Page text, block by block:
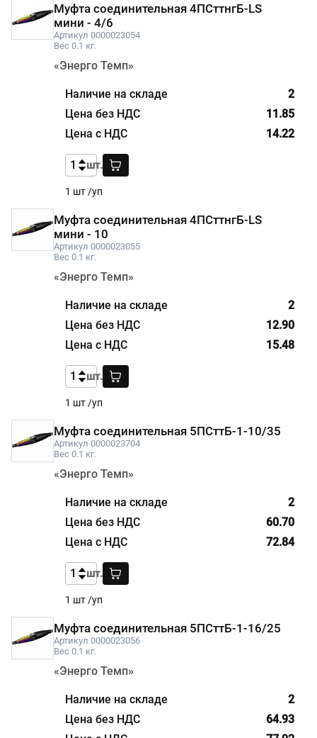
Муфта соединительная 4ПСттнгБ-LS
мини - 4/6
Артикул 0000023054
Вес 0.1 кг.
«Энерго Темп»
2
1 шт /уп
11.85
14.22
шт.
Муфта соединительная 4ПСттнгБ-LS
мини - 10
Артикул 0000023055
Вес 0.1 кг.
«Энерго Темп»
2
1 шт /уп
12.90
15.48
шт.
Муфта соединительная 5ПСттБ-1-10/35
Артикул 0000023704
Вес 0.1 кг.
«Энерго Темп»
2
1 шт /уп
60.70
72.84
шт.
Муфта соединительная 5ПСттБ-1-16/25
Артикул 0000023056
Вес 0.1 кг.
«Энерго Темп»
2
64.93